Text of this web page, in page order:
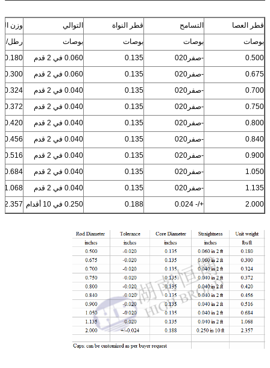
قطر العصا التسامح قطر النواة التوالي
وزن
بوصات
بوصات بوصات بوصات
رطل/
0.500
-صفر020 0.135 0.060 في 2 قدم
0.180
0.675
-صفر020 0.135 0.060 في 2 قدم
0.300
0.700
-صفر020 0.135 0.040 في 2 قدم
0.324
0.750
-صفر020 0.135 0.040 في 2 قدم
0.372
0.800
-صفر020 0.135 0.040 في 2 قدم
0.420
0.840
-صفر020 0.135 0.040 في 2 قدم
0.456
0.900
-صفر020 0.135 0.040 في 2 قدم
0.516
1.050
-صفر020 0.135 0.040 في 2 قدم
0.684
1.135
-صفر020 0.135 0.040 في 2 قدم
1.068
2.000
+/- 0.024
0.188 0.250 في 10 أقدام 2.357